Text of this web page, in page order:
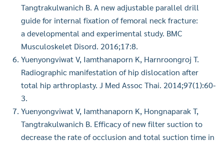
Tangtrakulwanich B. A new adjustable parallel drill
guide for internal fixation of femoral neck fracture:
a developmental and experimental study. BMC
Musculoskelet Disord. 2016;17:8.
Yuenyongviwat V, Iamthanaporn K, Harnroongroj T.
Radiographic manifestation of hip dislocation after
total hip arthroplasty. J Med Assoc Thai. 2014;97(1):60-
3.
Yuenyongviwat V, Iamthanaporn K, Hongnaparak T,
Tangtrakulwanich B. Efficacy of new filter suction to
decrease the rate of occlusion and total suction time in